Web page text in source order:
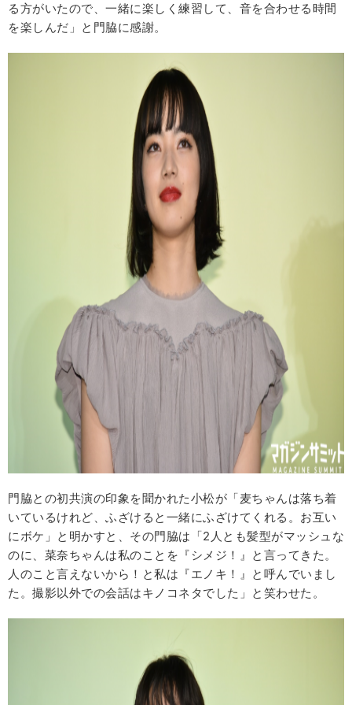
る方がいたので、一緒に楽しく練習して、音を合わせる時間
を楽しんだ」と門脇に感謝。
門脇との初共演の印象を聞かれた小松が「麦ちゃんは落ち着
いているけれど、ふざけると一緒にふざけてくれる。お互い
にボケ」と明かすと、その門脇は「2人とも髪型がマッシュな
のに、菜奈ちゃんは私のことを『シメジ！』と言ってきた。
人のこと言えないから！と私は『エノキ！』と呼んでいまし
た。撮影以外での会話はキノコネタでした」と笑わせた。